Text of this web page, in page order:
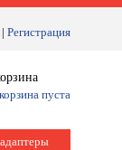
| Регистрация
пуста